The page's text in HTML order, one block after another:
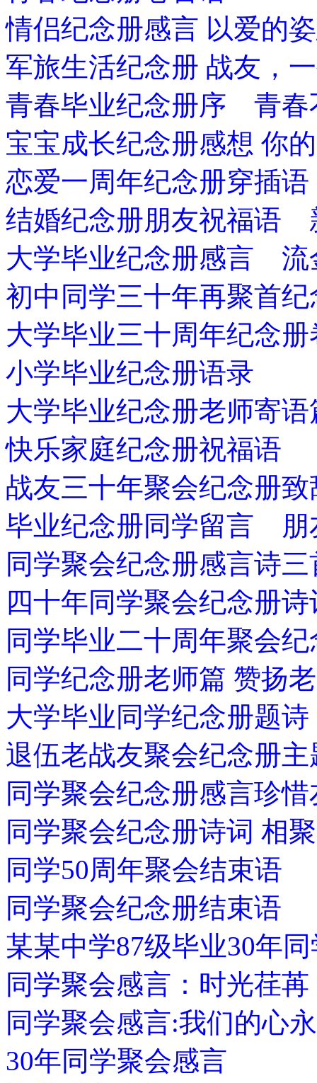
情侣纪念册感言 以爱的
军旅生活纪念册 战友，
青春毕业纪念册序 青春
宝宝成长纪念册感想 你
恋爱一周年纪念册穿插
结婚纪念册朋友祝福语
大学毕业纪念册感言 流
初中同学三十年再聚首
大学毕业三十周年纪念册
小学毕业纪念册语录
大学毕业纪念册老师寄语
快乐家庭纪念册祝福语
战友三十年聚会纪念册致
毕业纪念册同学留言 朋
同学聚会纪念册感言诗三
四十年同学聚会纪念册
同学毕业二十周年聚会
同学纪念册老师篇 赞扬
大学毕业同学纪念册题诗
退伍老战友聚会纪念册
同学聚会纪念册感言珍
同学聚会纪念册诗词 相聚
同学50周年聚会结束语
同学聚会纪念册结束语
某某中学87级毕业30年
同学聚会感言：时光荏
同学聚会感言:我们的心
30年同学聚会感言